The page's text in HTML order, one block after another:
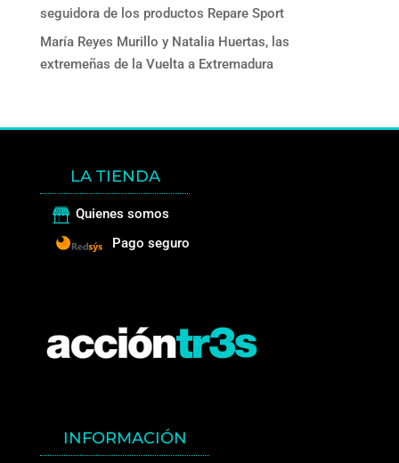
seguidora de los productos Repare Sport
María Reyes Murillo y Natalia Huertas, las
extremeñas de la Vuelta a Extremadura
LA TIENDA
Quienes somos
Pago seguro
INFORMACIÓN